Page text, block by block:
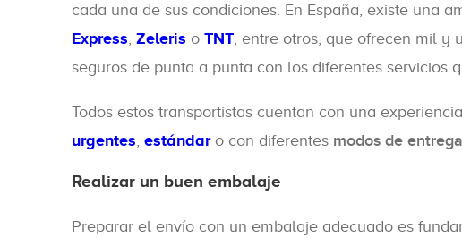
cada una de sus condiciones. En España, existe una
Express, Zeleris o TNT, entre otros, que ofrecen mil y
seguros de punta a punta con los diferentes servicios
Todos estos transportistas cuentan con una
urgentes, estándaro con diferentes modos de entrega
Realizar un buen embalaje
Preparar el envío con un embalaje adecuado es